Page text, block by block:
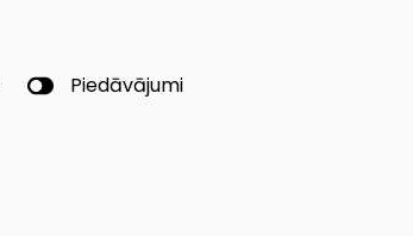
Piedāvājumi